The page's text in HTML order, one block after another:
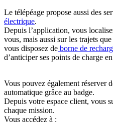
Le télépéage propose aussi des
électrique.
Depuis l’application, vous
vous, mais aussi sur les trajets
vous disposez de borne de
d’anticiper ses points de charge
Vous pouvez également réserver
automatique grâce au badge.
Depuis votre espace client, vous
chaque mission.
Vous accédez à :